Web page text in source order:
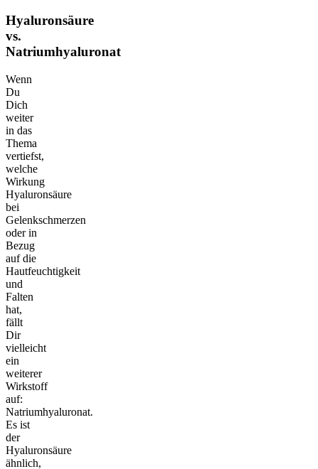
Hyaluronsäure
vs.
Natriumhyaluronat
Wenn
Du
Dich
weiter
in das
Thema
vertiefst,
welche
Wirkung
Hyaluronsäure
bei
Gelenkschmerzen
oder in
Bezug
auf die
Hautfeuchtigkeit
und
Falten
hat,
fällt
Dir
vielleicht
ein
weiterer
Wirkstoff
auf:
Natriumhyaluronat.
Es ist
der
Hyaluronsäure
ähnlich,